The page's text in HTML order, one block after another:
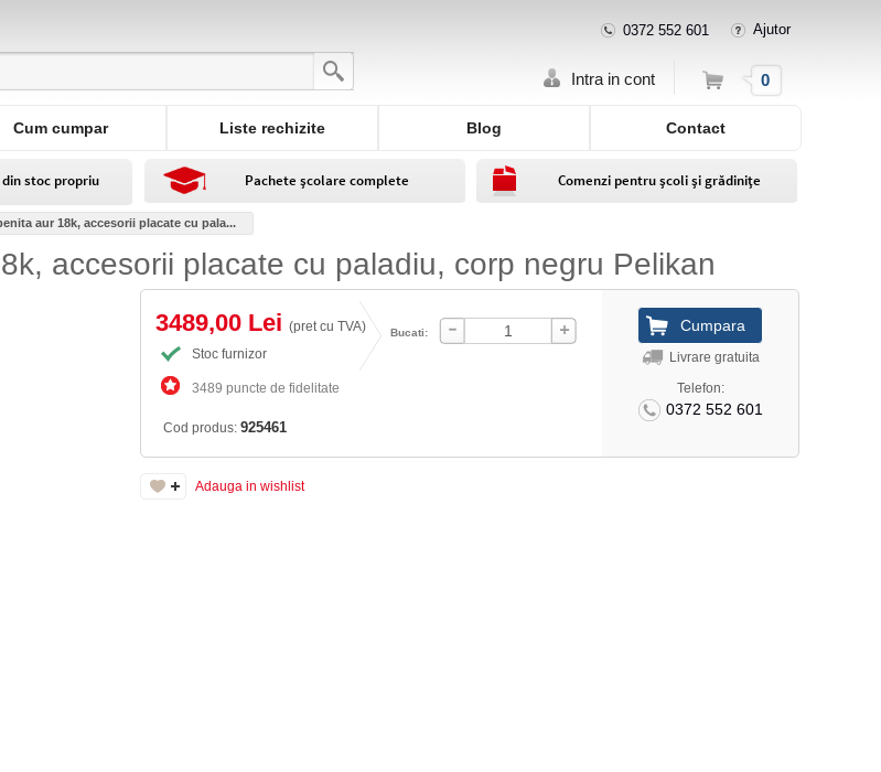
0372 552 601 Ajutor
Intra in cont Cos 0
Cum cumpar Liste rechizite Blog Contact
stoc propriu Pachete școlare complete Comenzi pentru școli și grădinițe
aur 18k, accesorii placate cu pala...
accesorii placate cu paladiu, corp negru Pelikan
3489,00 Lei (pret cu TVA)
Stoc furnizor
3489 puncte de fidelitate
Bucati:
Cod produs: 925461
Livrare gratuita
Telefon:
0372 552 601
Adauga in wishlist